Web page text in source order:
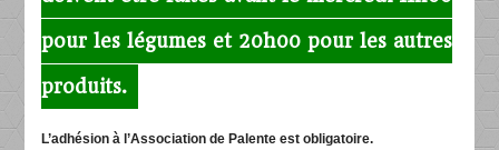
pour les légumes et 20h00 pour les autres
produits.
L’adhésion à l’Association de Palente est obligatoire.